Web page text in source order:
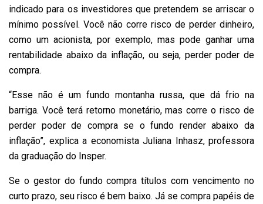
indicado para os investidores que pretendem se arriscar o
mínimo possível. Você não corre risco de perder dinheiro,
como um acionista, por exemplo, mas pode ganhar uma
rentabilidade abaixo da inflação, ou seja, perder poder de
compra.
“Esse não é um fundo montanha russa, que dá frio na
barriga. Você terá retorno monetário, mas corre o risco de
perder poder de compra se o fundo render abaixo da
inflação”, explica a economista Juliana Inhasz, professora
da graduação do Insper.
Se o gestor do fundo compra títulos com vencimento no
curto prazo, seu risco é bem baixo. Já se compra papéis de